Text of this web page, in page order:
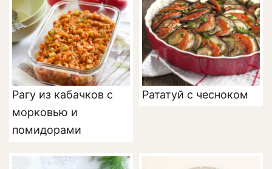
Рагу из кабачков с
морковью и
помидорами
Рататуй с чесноком